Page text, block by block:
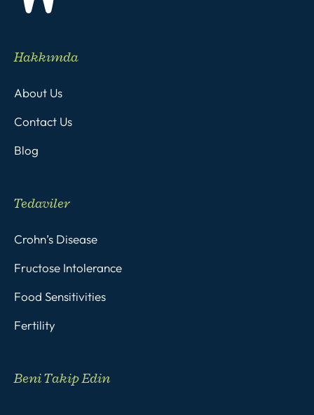
Hakkımda
About Us
Contact Us
Blog
Tedaviler
Crohn’s Disease
Fructose Intolerance
Food Sensitivities
Fertility
Beni Takip Edin